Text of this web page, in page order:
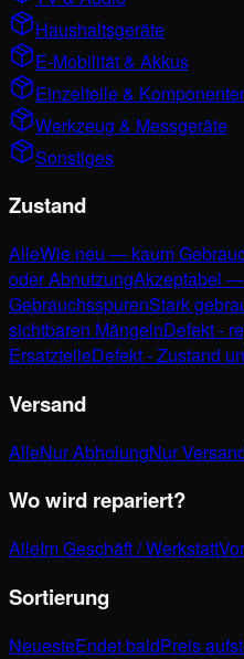
Haushaltsgeräte
E-Mobilität & Akkus
Einzelteile &
Werkzeug & Messgeräte
Sonstiges
Zustand
AlleWie neu — kaum
oder AbnutzungAkzeptabel
GebrauchsspurenStark
sichtbaren MängelnDefekt -
ErsatzteileDefekt - Zustand
Versand
AlleNur AbholungNur
Wo wird repariert?
AlleIm Geschäft / Werkstatt
Sortierung
NeuesteEndet baldPreis